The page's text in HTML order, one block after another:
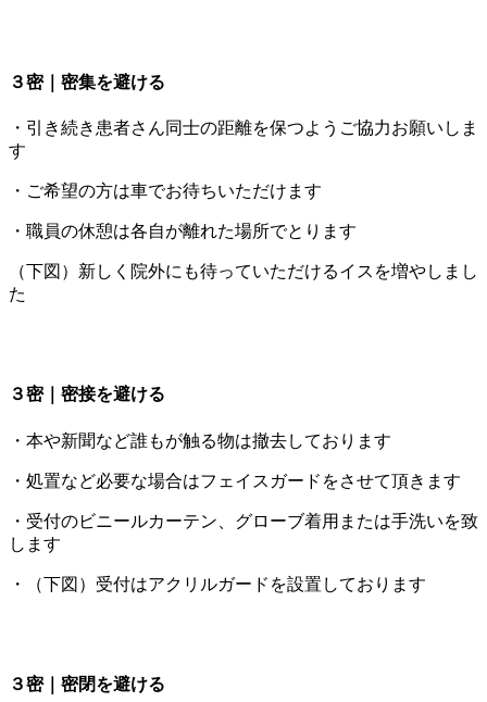
３密｜密集を避ける
・引き続き患者さん同士の距離を保つようご協力お願いしま
す
・ご希望の方は車でお待ちいただけます
・職員の休憩は各自が離れた場所でとります
（下図）新しく院外にも待っていただけるイスを増やしまし
た
３密｜密接を避ける
・本や新聞など誰もが触る物は撤去しております
・処置など必要な場合はフェイスガードをさせて頂きます
・受付のビニールカーテン、グローブ着用または手洗いを致
します
・（下図）受付はアクリルガードを設置しております
３密｜密閉を避ける